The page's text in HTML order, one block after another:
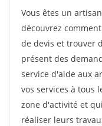
Vous êtes un
découvrez
de devis et trouver
présent des
service d'aide aux
vos services à tous
zone d'activité et
réaliser leurs